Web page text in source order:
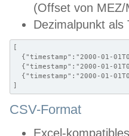
(Offset von MEZ/
Dezimalpunkt als
[
{"timestamp":"2000-01-
{"timestamp":"2000-01-
{"timestamp":"2000-01-
]
CSV-Format
Excel-